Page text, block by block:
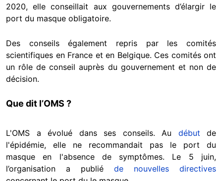
2020, elle conseillait aux gouvernements d’élargir le
port du masque obligatoire.
Des conseils également repris par les comités
scientifiques en France et en Belgique. Ces comités ont
un rôle de conseil auprès du gouvernement et non de
décision.
Que dit l’OMS ?
L'OMS a évolué dans ses conseils. Au début de
l'épidémie, elle ne recommandait pas le port du
masque en l'absence de symptômes. Le 5 juin,
l’organisation a publié de nouvelles directives